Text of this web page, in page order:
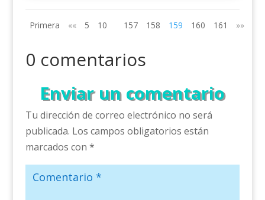
Primera «« 5 10 157 158 159 160 161 »»
0 comentarios
Enviar un comentario
Tu dirección de correo electrónico no será
publicada. Los campos obligatorios están
marcados con *